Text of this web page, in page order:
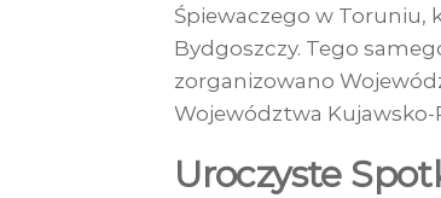
Śpiewaczego w Toruniu,
Bydgoszczy. Tego
zorganizowano
Województwa
Uroczyste